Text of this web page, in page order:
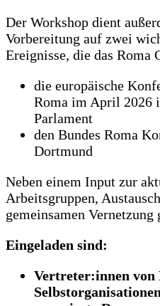
Der Workshop dient
Vorbereitung auf zwei
Ereignisse, die das Roma
die europäische
Roma im April 2026
Parlament
den Bundes Roma
Dortmund
Neben einem Input zur
Arbeitsgruppen,
gemeinsamen Vernetzung
Eingeladen sind:
Vertreter:innen von
Selbstorganisationen